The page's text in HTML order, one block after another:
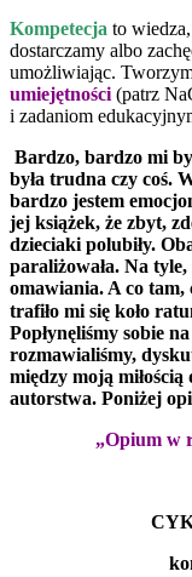
Kompetecja to
dostarczamy albo
umożliwiając.
umiejętności (patrz
i zadaniom
Bardzo, bardzo mi
była trudna czy coś.
bardzo jestem
jej książek, że zbyt,
dzieciaki polubiły.
paraliżowała. Na
omawiania. A co tam,
trafiło mi się koło
Popłynęliśmy sobie
rozmawialiśmy,
między moją
autorstwa. Poniżej
„Opium w